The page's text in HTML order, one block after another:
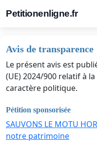
Petitionenligne.fr
Avis de transparence
Le présent avis est
(UE) 2024/900 relatif à
caractère politique.
Pétition sponsorisée
SAUVONS LE MOTU
notre patrimoine